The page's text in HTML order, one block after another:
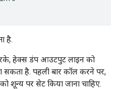
है.
हेक्स डंप आउटपुट लाइन को
सकता है. पहली बार कॉल करने पर,
शून्य पर सेट किया जाना चाहिए.